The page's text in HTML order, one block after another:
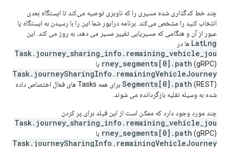
چند خط کدگذاری شده مسیری را که ناوبری توصیه می‌کند تا ایستگاه بعدی
انتخاب کنید را مشخص می‌کند. برنامه درایور شما این را با رسیدن به ایستگاه یا
عبور از آن و هنگامی که مسیریابی تغییر مسیر می دهد، به روز می کند. این
LatLng ها در
Task.journey_sharing_info.remaining_vehicle_jou
rney_segments[0].path (gRPC) یا
Task.journeySharingInfo.remainingVehicleJourney
Segments[0].path
(REST) ​​برای همه Tasks های فعال اختصاص داده
شده به وسیله نقلیه بازگردانده می شوند.
چند مورد وجود دارد که ممکن است از این فیلد برای پر کردن
Task.journey_sharing_info.remaining_vehicle_jou
rney_segments[0].path (gRPC) یا
Task.journeySharingInfo.remainingVehicleJourney